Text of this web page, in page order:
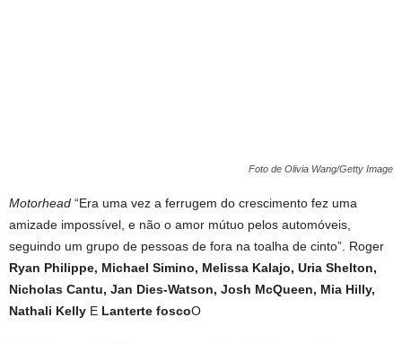
Foto de Olivia Wang/Getty Image
Motorhead “Era uma vez a ferrugem do crescimento fez uma
amizade impossível, e não o amor mútuo pelos automóveis,
seguindo um grupo de pessoas de fora na toalha de cinto”. Roger
Ryan Philippe, Michael Simino, Melissa Kalajo, Uria Shelton,
Nicholas Cantu, Jan Dies-Watson, Josh McQueen, Mia Hilly,
Nathali Kelly E Lanterte foscoO